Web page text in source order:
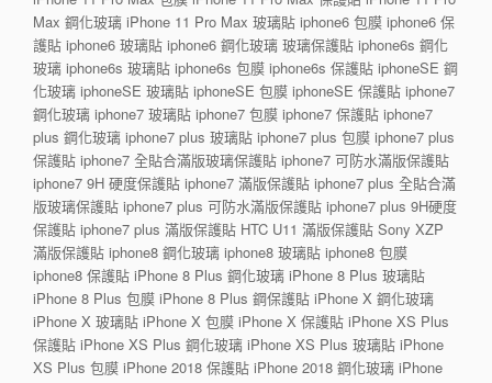
Max 鋼化玻璃 iPhone 11 Pro Max 玻璃貼 iphone6 包膜 iphone6 保
護貼 iphone6 玻璃貼 iphone6 鋼化玻璃 玻璃保護貼 iphone6s 鋼化
玻璃 iphone6s 玻璃貼 iphone6s 包膜 iphone6s 保護貼 iphoneSE 鋼
化玻璃 iphoneSE 玻璃貼 iphoneSE 包膜 iphoneSE 保護貼 iphone7
鋼化玻璃 iphone7 玻璃貼 iphone7 包膜 iphone7 保護貼 iphone7
plus 鋼化玻璃 iphone7 plus 玻璃貼 iphone7 plus 包膜 iphone7 plus
保護貼 iphone7 全貼合滿版玻璃保護貼 iphone7 可防水滿版保護貼
iphone7 9H 硬度保護貼 iphone7 滿版保護貼 iphone7 plus 全貼合滿
版玻璃保護貼 iphone7 plus 可防水滿版保護貼 iphone7 plus 9H硬度
保護貼 iphone7 plus 滿版保護貼 HTC U11 滿版保護貼 Sony XZP
滿版保護貼 iphone8 鋼化玻璃 iphone8 玻璃貼 iphone8 包膜
iphone8 保護貼 iPhone 8 Plus 鋼化玻璃 iPhone 8 Plus 玻璃貼
iPhone 8 Plus 包膜 iPhone 8 Plus 鋼保護貼 iPhone X 鋼化玻璃
iPhone X 玻璃貼 iPhone X 包膜 iPhone X 保護貼 iPhone XS Plus
保護貼 iPhone XS Plus 鋼化玻璃 iPhone XS Plus 玻璃貼 iPhone
XS Plus 包膜 iPhone 2018 保護貼 iPhone 2018 鋼化玻璃 iPhone